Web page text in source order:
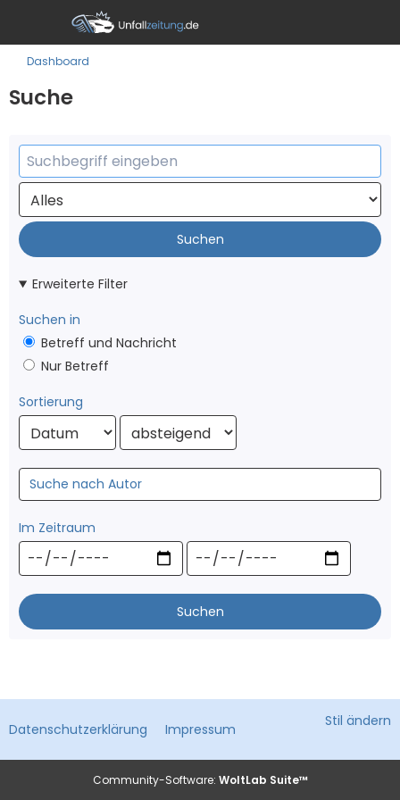
Dashboard
Suche
Suchen
Erweiterte Filter
Suchen in
Betreff und Nachricht
Nur Betreff
Sortierung
Suche nach Autor
Im Zeitraum
Suchen
Stil ändern
Datenschutzerklärung Impressum
Community-Software: WoltLab Suite™